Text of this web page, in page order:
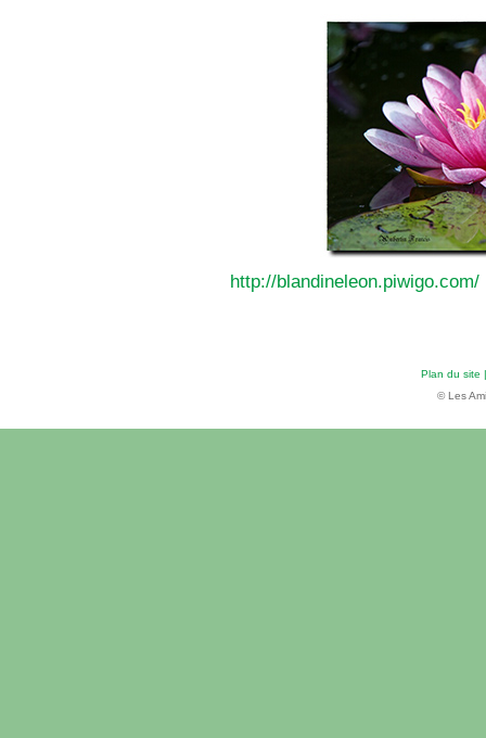
http://blandineleon.piwigo.com/
Plan du site
© Les